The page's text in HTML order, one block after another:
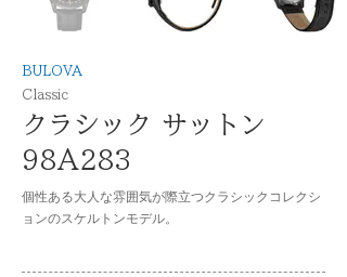
BULOVA
Classic
クラシック サットン
98A283
個性ある大人な雰囲気が際立つクラシックコレクシ
ョンのスケルトンモデル。